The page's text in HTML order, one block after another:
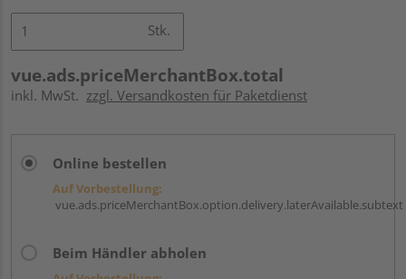
Stk.
vue.ads.priceMerchantBox.total
inkl. MwSt. zzgl. Versandkosten für Paketdienst
Online bestellen
Auf Vorbestellung:
vue.ads.priceMerchantBox.option.delivery.laterAvailable.subtext
Beim Händler abholen